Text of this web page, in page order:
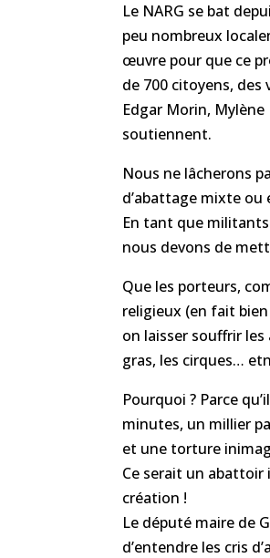
Le NARG se bat
peu nombreux
œuvre pour que ce
de 700 citoyens, des
Edgar Morin,
soutiennent.
Nous ne lâcherons
d’abattage mixte
En tant que
nous devons de
Que les porteurs,
religieux (en fait bien
on laisser souffrir
gras, les cirques…
Pourquoi ? Parce
minutes, un millier
et une torture
Ce serait un
création !
Le député maire de
d’entendre les cris